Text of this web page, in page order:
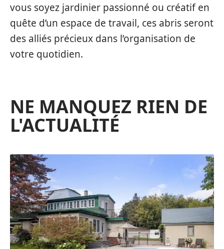
vous soyez jardinier passionné ou créatif en
quête d’un espace de travail, ces abris seront
des alliés précieux dans l’organisation de
votre quotidien.
NE MANQUEZ RIEN DE
L'ACTUALITÉ